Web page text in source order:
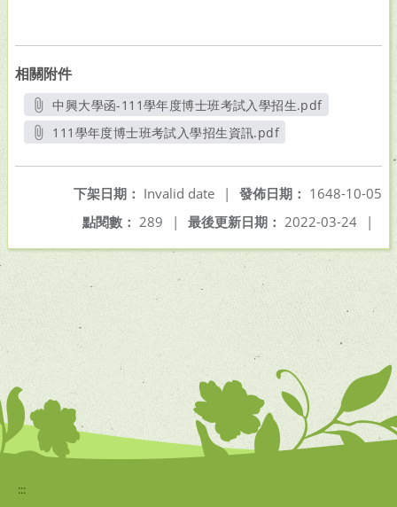
相關附件
中興大學函-111學年度博士班考試入學招生.pdf
另開新視窗
111學年度博士班考試入學招生資訊.pdf
發佈日期： 1648-10-05
下架日期： Invalid date
|
最後更新日期： 2022-03-24 |
點閱數： 289 |
:::